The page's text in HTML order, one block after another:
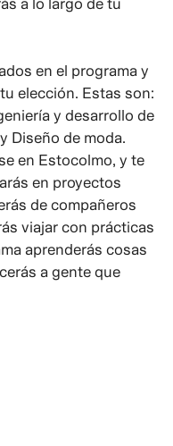
en el programa y
elección. Estas son:
y desarrollo de
Diseño de moda.
en Estocolmo, y te
en proyectos
de compañeros
viajar con prácticas
aprenderás cosas
a gente que